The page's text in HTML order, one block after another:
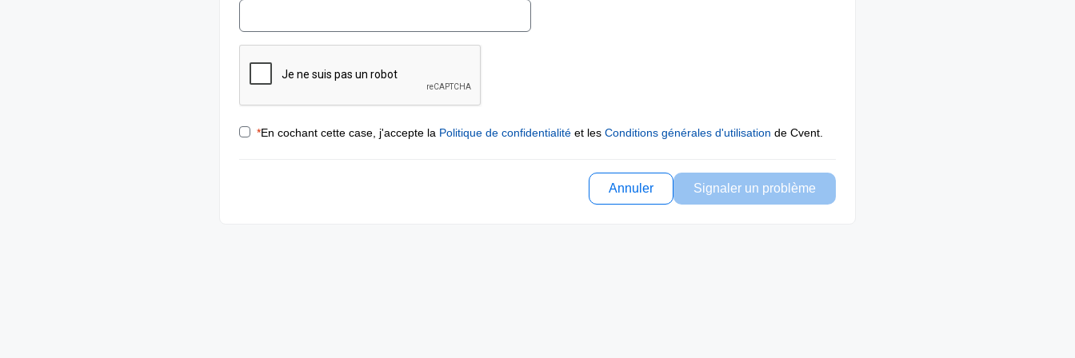
*En cochant cette case, j'accepte la Politique de confidentialité et les Conditions générales d'utilisation de Cvent.
Annuler Signaler un problème